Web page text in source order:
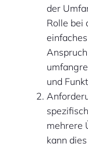
der
Rolle bei
und
mehrere
kann